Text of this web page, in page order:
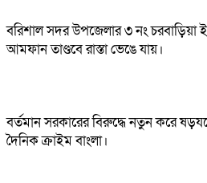
বরিশাল সদর উপজেলার ৩ নং চরবাড়িয়া
আমফান তাণ্ডবে রাস্তা ভেঙে যায়।
বর্তমান সরকারের বিরুদ্ধে নতুন করে
দৈনিক ক্রাইম বাংলা।